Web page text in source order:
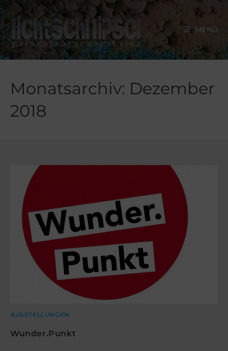
MENÜ
Monatsarchiv: Dezember
2018
AUSSTELLUNGEN
Wunder.Punkt